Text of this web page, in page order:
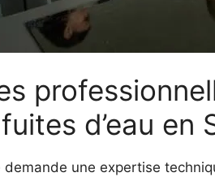
d’eau en
une expertise